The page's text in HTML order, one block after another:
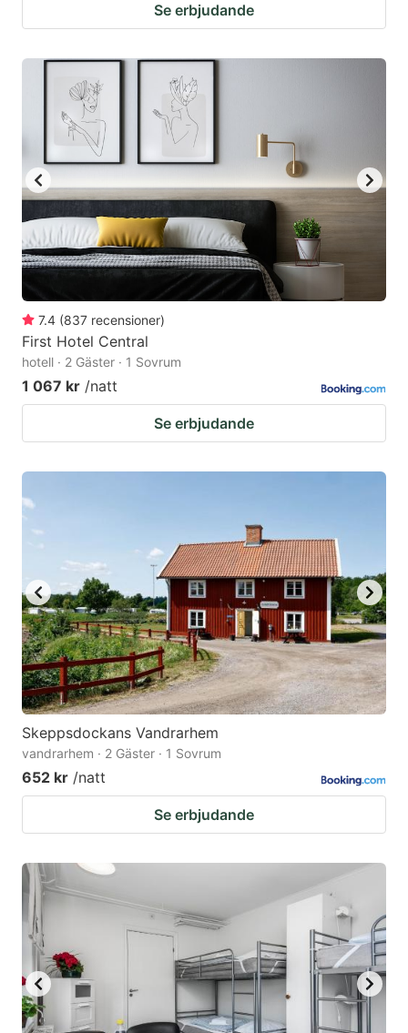
Se erbjudande
7.4 (837 recensioner)
First Hotel Central
hotell · 2 Gäster · 1 Sovrum
1 067 kr /natt
Se erbjudande
Skeppsdockans Vandrarhem
vandrarhem · 2 Gäster · 1 Sovrum
652 kr /natt
Se erbjudande